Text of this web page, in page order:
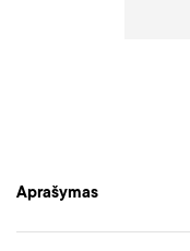
Aprašymas